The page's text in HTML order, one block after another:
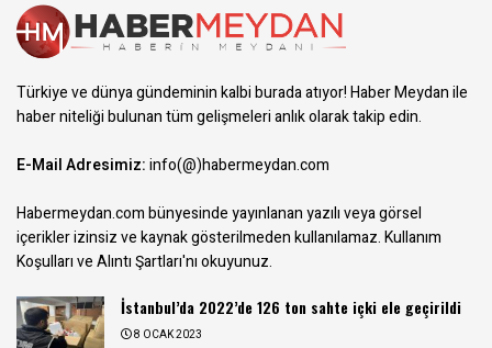
Türkiye ve dünya gündeminin kalbi burada atıyor! Haber Meydan ile
haber niteliği bulunan tüm gelişmeleri anlık olarak takip edin.
E-Mail Adresimiz:info(@)habermeydan.com
Habermeydan.com bünyesinde yayınlanan yazılı veya görsel
içerikler izinsiz ve kaynak gösterilmeden kullanılamaz.Kullanım
Koşulları ve Alıntı Şartları'nı okuyunuz.
İstanbul’da 2022’de 126 ton sahte içki ele geçirildi
8 OCAK 2023